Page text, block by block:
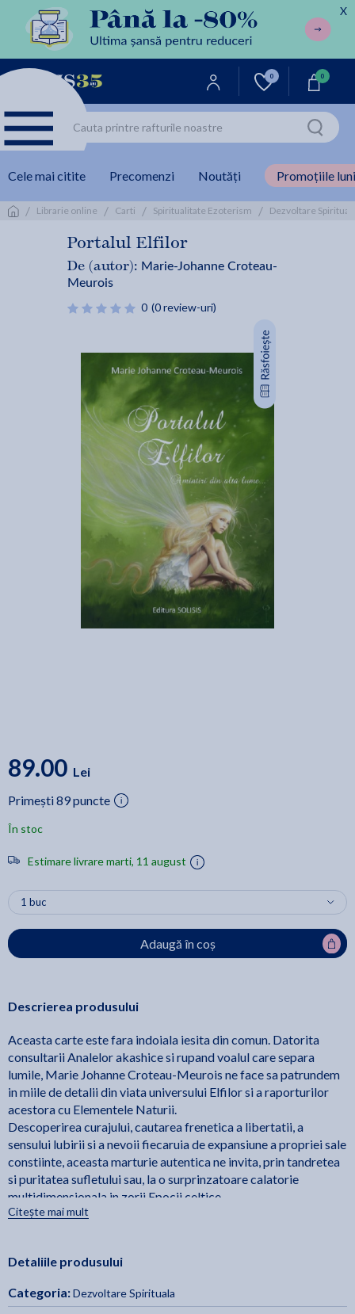
X
0 0
Cele mai citite Precomenzi Noutăți Promoțiile
/ Librarie online / Carti / Spiritualitate Ezoterism / Dezvoltare
Portalul Elfilor
De (autor): Marie-Johanne Croteau-
Meurois
0 (0 review-uri)
89.00 Lei
Primești 89 puncte
În stoc
Estimare livrare marti, 11 august
Adaugă în coș
Descrierea produsului
Aceasta carte este fara indoiala iesita din comun. Datorita
consultarii Analelor akashice si rupand voalul care separa
lumile, Marie Johanne Croteau-Meurois ne face sa patrundem
in miile de detalii din viata universului Elfilor si a raporturilor
acestora cu Elementele Naturii.
Descoperirea curajului, cautarea frenetica a libertatii, a
sensului lubirii si a nevoii fiecaruia de expansiune a propriei sale
constiinte, aceasta marturie autentica ne invita, prin tandretea
si puritatea sufletului sau, la o surprinzatoare calatorie
multidimensionala in zorii Epocii celtice.
lumea noastra, vor avea bucuria de a descoperi relatarea
Citește mai mult
Detaliile produsului
Categoria:Dezvoltare Spirituala